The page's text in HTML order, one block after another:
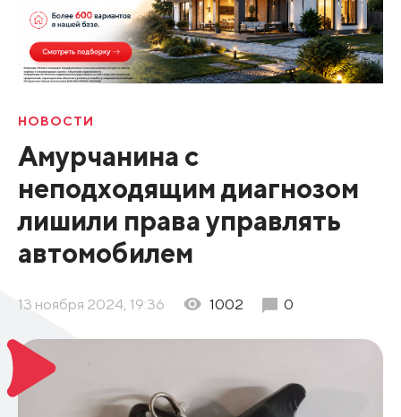
НОВОСТИ
Амурчанина с
неподходящим диагнозом
лишили права управлять
автомобилем
13 ноября 2024, 19:36 1002 0